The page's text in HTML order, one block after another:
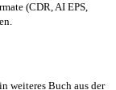
(CDR, AI EPS,
weiteres Buch aus der